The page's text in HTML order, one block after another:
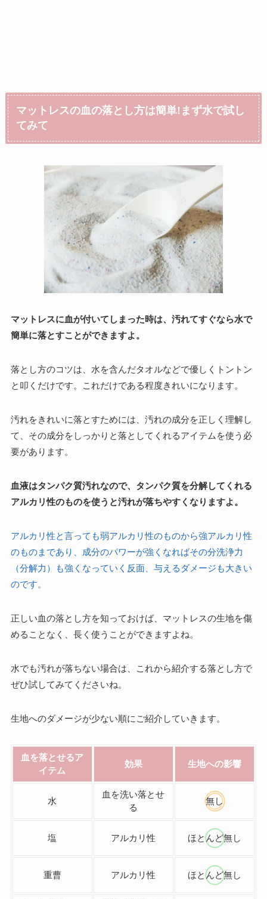
マットレスの血の落とし方は簡単!まず水で試し
てみて
マットレスに血が付いてしまった時は、汚れてすぐなら水で
簡単に落とすことができますよ。
落とし方のコツは、水を含んだタオルなどで優しくトントン
と叩くだけです。これだけである程度きれいになります。
汚れをきれいに落とすためには、汚れの成分を正しく理解し
て、その成分をしっかりと落としてくれるアイテムを使う必
要があります。
血液はタンパク質汚れなので、タンパク質を分解してくれる
アルカリ性のものを使うと汚れが落ちやすくなりますよ。
アルカリ性と言っても弱アルカリ性のものから強アルカリ性
のものまであり、成分のパワーが強くなればその分洗浄力
（分解力）も強くなっていく反面、与えるダメージも大きい
のです。
正しい血の落とし方を知っておけば、マットレスの生地を傷
めることなく、長く使うことができますよね。
水でも汚れが落ちない場合は、これから紹介する落とし方で
ぜひ試してみてくださいね。
生地へのダメージが少ない順にご紹介していきます。
血を落とせるア
イテム
効果 生地への影響
水
血を洗い落とせ
る
無し
塩 アルカリ性 ほとんど無し
重曹 アルカリ性 ほとんど無し